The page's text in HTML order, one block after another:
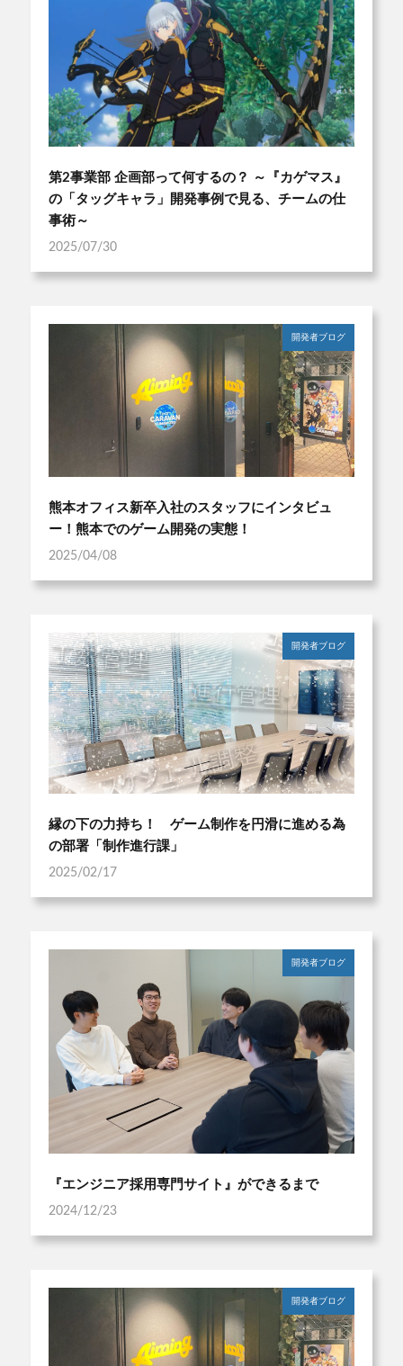
第2事業部 企画部って何するの？ ～『カゲマス』
の「タッグキャラ」開発事例で見る、チームの仕
事術～
2025/07/30
開発者ブログ
熊本オフィス新卒入社のスタッフにインタビュ
ー！熊本でのゲーム開発の実態！
2025/04/08
開発者ブログ
縁の下の力持ち！ ゲーム制作を円滑に進める為
の部署「制作進行課」
2025/02/17
開発者ブログ
『エンジニア採用専門サイト』ができるまで
2024/12/23
開発者ブログ